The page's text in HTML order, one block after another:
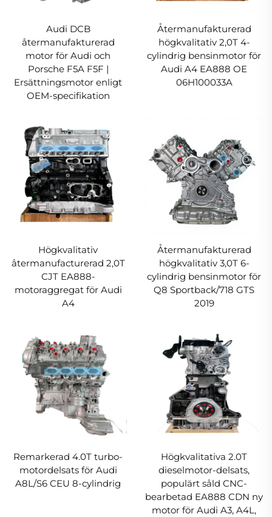
Audi DCB
återmanufakturerad
motor för Audi och
Porsche F5A F5F |
Ersättningsmotor enligt
OEM-specifikation
Återmanufakturerad
högkvalitativ 2,0T 4-
cylindrig bensinmotor för
Audi A4 EA888 OE
06H100033A
Högkvalitativ
återmanufacturerad 2,0T
CJT EA888-
motoraggregat för Audi
A4
Återmanufakturerad
högkvalitativ 3,0T 6-
cylindrig bensinmotor för
Q8 Sportback/718 GTS
2019
Remarke­rad 4.0T turbo­
motordelsats för Audi
A8L/S6 CEU 8-cylindrig
Högkvalitativa 2.0T
dieselmotor-delsats,
populärt såld CNC-
bearbetad EA888 CDN ny
motor för Audi A3, A4L,